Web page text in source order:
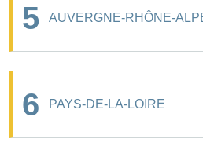
5 AUVERGNE-RHÔNE-
6 PAYS-DE-LA-LOIRE